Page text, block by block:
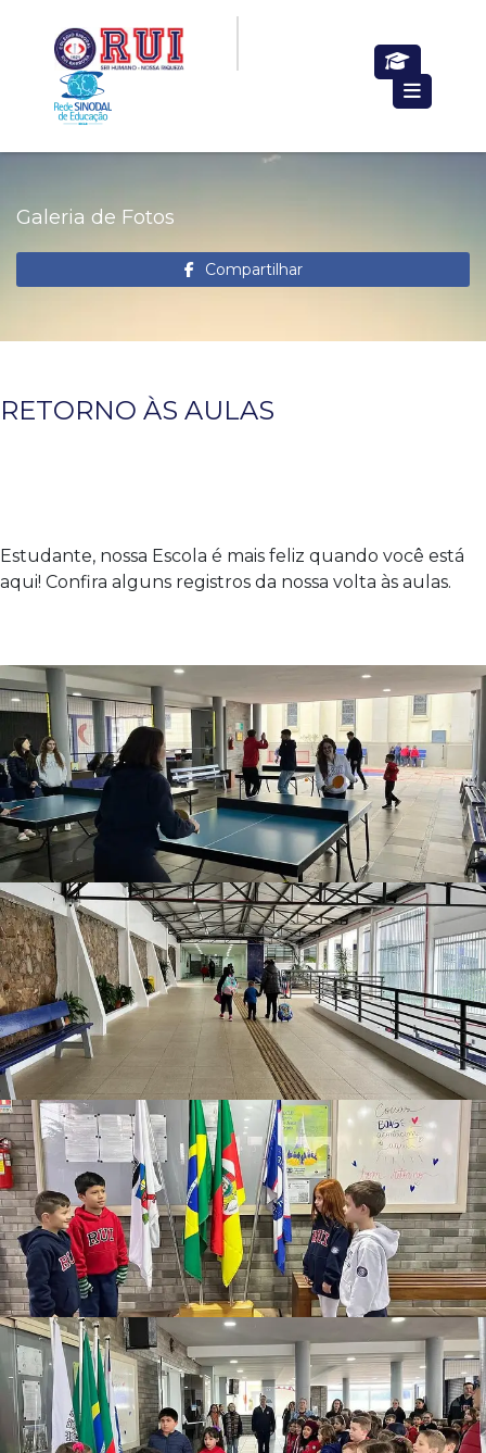
Galeria de Fotos
Compartilhar
RETORNO ÀS AULAS
Estudante, nossa Escola é mais feliz quando você está
aqui! Confira alguns registros da nossa volta às aulas.